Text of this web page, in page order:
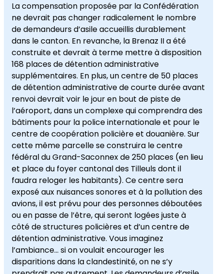
La compensation proposée par la Confédération
ne devrait pas changer radicalement le nombre
de demandeurs d’asile accueillis durablement
dans le canton. En revanche, la Brenaz II a été
construite et devrait à terme mettre à disposition
168 places de détention administrative
supplémentaires. En plus, un centre de 50 places
de détention administrative de courte durée avant
renvoi devrait voir le jour en bout de piste de
l’aéroport, dans un complexe qui comprendra des
bâtiments pour la police internationale et pour le
centre de coopération policière et douanière. Sur
cette même parcelle se construira le centre
fédéral du Grand-Saconnex de 250 places (en lieu
et place du foyer cantonal des Tilleuls dont il
faudra reloger les habitants). Ce centre sera
exposé aux nuisances sonores et à la pollution des
avions, il est prévu pour des personnes déboutées
ou en passe de l’être, qui seront logées juste à
côté de structures policières et d’un centre de
détention administrative. Vous imaginez
l’ambiance… si on voulait encourager les
disparitions dans la clandestinité, on ne s’y